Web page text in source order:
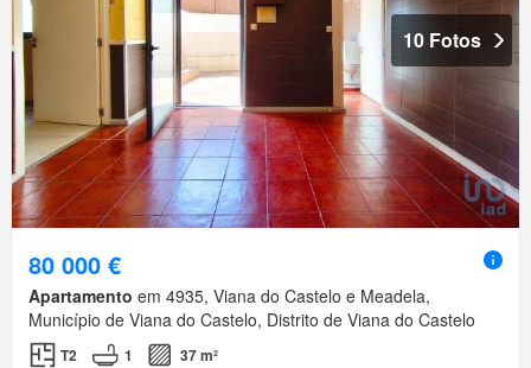
10 Fotos
80 000 €
Apartamento em 4935, Viana do Castelo e Meadela,
Município de Viana do Castelo, Distrito de Viana do Castelo
T2 1 37 m²